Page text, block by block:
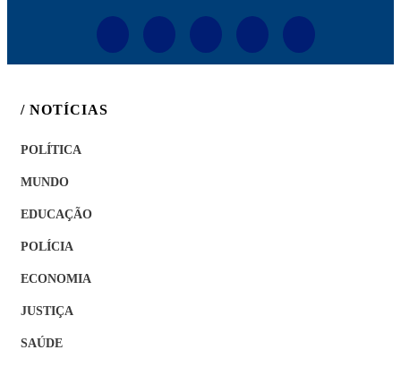
/ NOTÍCIAS
POLÍTICA
MUNDO
EDUCAÇÃO
POLÍCIA
ECONOMIA
JUSTIÇA
SAÚDE